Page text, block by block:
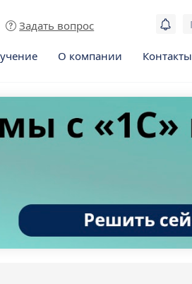
Задать вопрос
О компании Контакты